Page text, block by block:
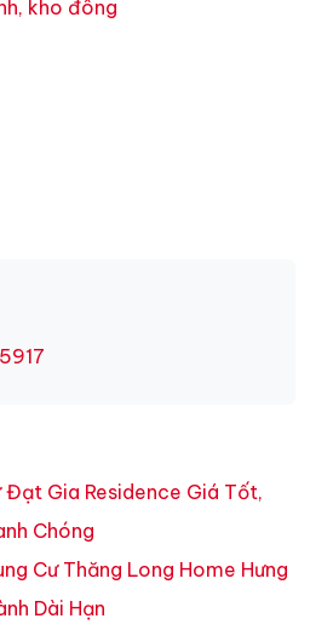
kho đông
Đạt Gia Residence Giá Tốt,
Chóng
Cư Thăng Long Home Hưng
Dài Hạn